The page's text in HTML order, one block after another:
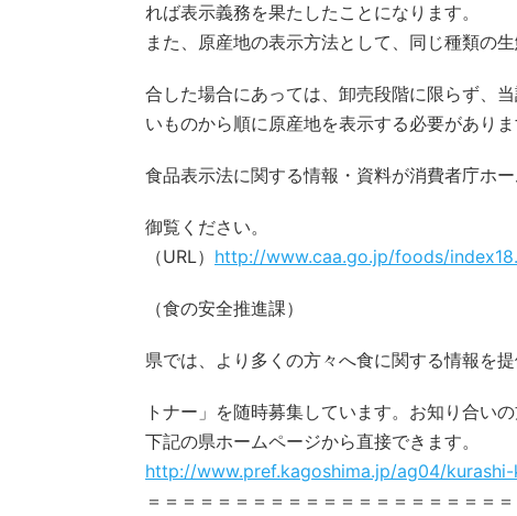
れば表示義務を果たしたことになります。
また、原産地の表示方法として、同じ種類の
合した場合にあっては、卸売段階に限らず、
いものから順に原産地を表示する必要がありま
食品表示法に関する情報・資料が消費者庁ホ
御覧ください。
（URL） http://www.caa.go.jp/foods/
（食の安全推進課）
県では、より多くの方々へ食に関する情報を
トナー」を随時募集しています。お知り合い
下記の県ホームページから直接できます。
http://www.pref.kagoshima.jp/ag04/
＝＝＝＝＝＝＝＝＝＝＝＝＝＝＝＝＝＝＝＝